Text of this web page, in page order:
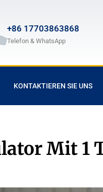
+86 17703863868
Telefon & WhatsApp
KONTAKTIEREN SIE UNS
Mit 1